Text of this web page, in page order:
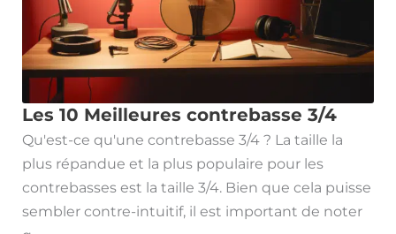
Les 10 Meilleures contrebasse 3/4
Qu'est-ce qu'une contrebasse 3/4 ? La taille la
plus répandue et la plus populaire pour les
contrebasses est la taille 3/4. Bien que cela puisse
sembler contre-intuitif, il est important de noter